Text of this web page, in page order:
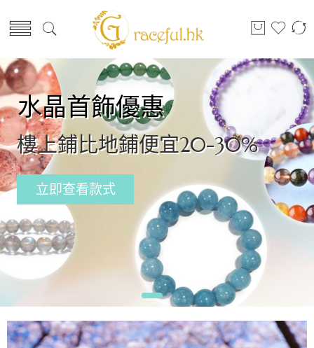
水晶首飾優惠
樓上鋪比地鋪便宜20-30%
立即查看款式